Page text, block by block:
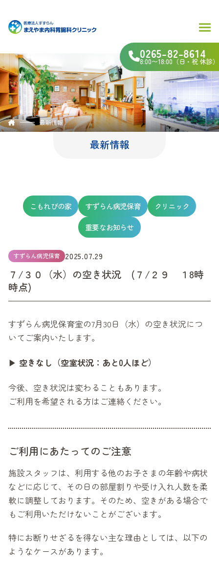
0265-82-8614
8:00〜18:00（日・祝 休診）
最新情報
最新情報
こもれびの家 すずらん病児保育 クリニック
重要なお知らせ
すずらん病児保育 2025.07.29
７/３０（水）の空き状況 (７/２９ １8時
時点)
すずらん病児保育室の7月30日（水）の空き状況につ
いてご案内いたします。
▶ 空きなし（空室状況：あと0人ほど）
今後、空き状況は変わることもあります。
ご利用を希望される方はご連絡ください。
ご利用にあたってのご注意
施設スタッフは、利用する他のお子さまの年齢や病状
などに応じて、その日の部屋割りや受け入れ人数を柔
軟に調整しております。そのため、空きがある場合で
もご利用いただけないことがございます。
特にお断りせざるを得ない主な理由としては、以下の
ようなケースがあります。